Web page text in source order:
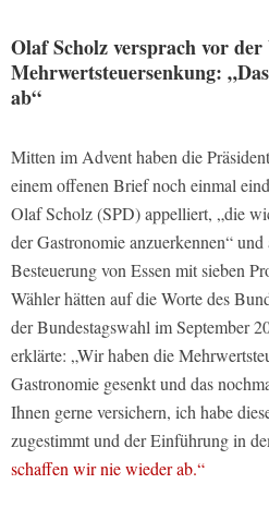
Olaf Scholz versprach vor
Mehrwertsteuersenkung:
ab“
Mitten im Advent haben die
einem offenen Brief noch einmal
Olaf Scholz (SPD) appelliert, „die
der Gastronomie anzuerkennen“
Besteuerung von Essen mit sieben
Wähler hätten auf die Worte des
der Bundestagswahl im September
erklärte: „Wir haben die
Gastronomie gesenkt und das
Ihnen gerne versichern, ich habe
zugestimmt und der Einführung in
schaffen wir nie wieder ab.“